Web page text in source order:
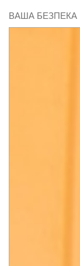
ВАША БЕЗПЕКА